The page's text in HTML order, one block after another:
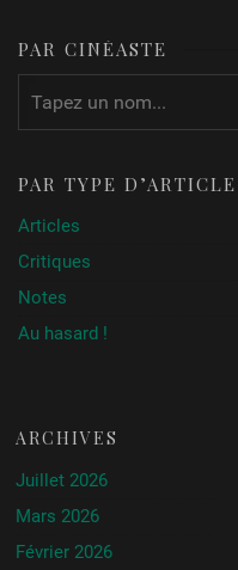
PAR CINÉASTE
PAR TYPE D’ARTICLE
Articles
Critiques
Notes
Au hasard !
ARCHIVES
Juillet 2026
Mars 2026
Février 2026